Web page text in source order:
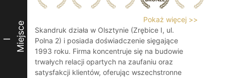
I Miejsce
Pokaż więcej >>
Skandruk działa w Olsztynie (Zrębice I, ul.
Polna 2) i posiada doświadczenie sięgające
1993 roku. Firma koncentruje się na budowie
trwałych relacji opartych na zaufaniu oraz
satysfakcji klientów, oferując wszechstronne